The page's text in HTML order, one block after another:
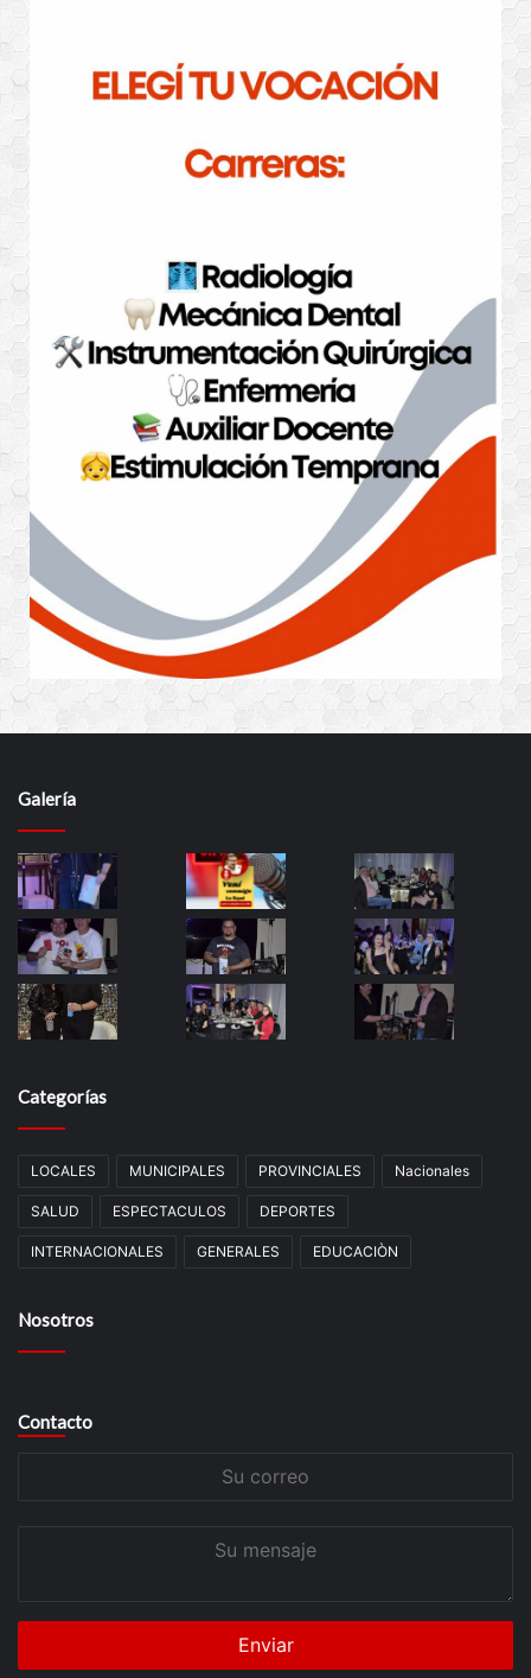
Galería
Categorías
LOCALES MUNICIPALES PROVINCIALES Nacionales
SALUD ESPECTACULOS DEPORTES
INTERNACIONALES GENERALES EDUCACIÒN
Nosotros
Contacto